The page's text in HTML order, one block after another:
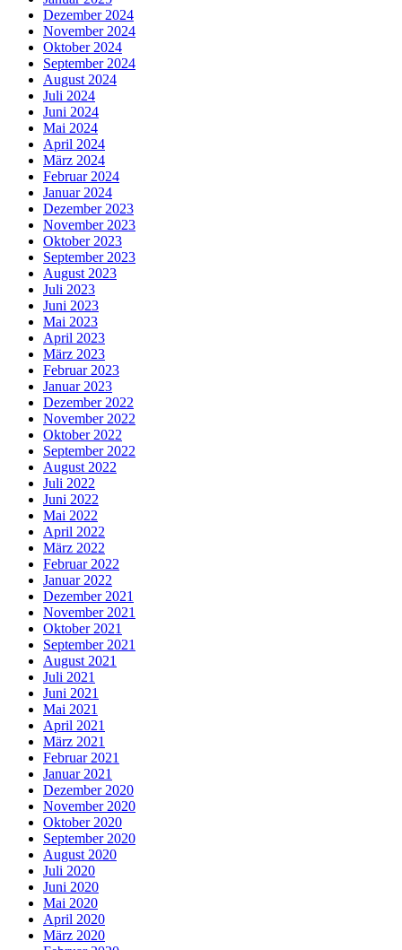
Dezember 2024
November 2024
Oktober 2024
September 2024
August 2024
Juli 2024
Juni 2024
Mai 2024
April 2024
März 2024
Februar 2024
Januar 2024
Dezember 2023
November 2023
Oktober 2023
September 2023
August 2023
Juli 2023
Juni 2023
Mai 2023
April 2023
März 2023
Februar 2023
Januar 2023
Dezember 2022
November 2022
Oktober 2022
September 2022
August 2022
Juli 2022
Juni 2022
Mai 2022
April 2022
März 2022
Februar 2022
Januar 2022
Dezember 2021
November 2021
Oktober 2021
September 2021
August 2021
Juli 2021
Juni 2021
Mai 2021
April 2021
März 2021
Februar 2021
Januar 2021
Dezember 2020
November 2020
Oktober 2020
September 2020
August 2020
Juli 2020
Juni 2020
Mai 2020
April 2020
März 2020